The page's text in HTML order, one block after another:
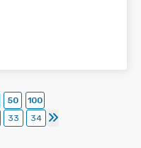
50
100
33 34